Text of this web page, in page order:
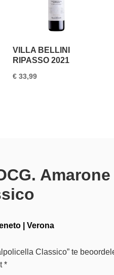
VILLA BELLINI
RIPASSO 2021
€ 33,99
| Verona
Classico” te
*